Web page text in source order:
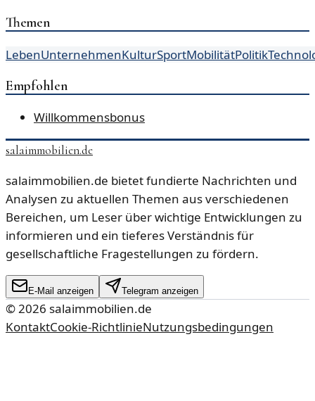
Themen
LebenUnternehmenKulturSportMobilitätPolitik
Empfohlen
Willkommensbonus
salaimmobilien.de
salaimmobilien.de bietet fundierte Nachrichten und
Analysen zu aktuellen Themen aus verschiedenen
Bereichen, um Leser über wichtige Entwicklungen zu
informieren und ein tieferes Verständnis für
gesellschaftliche Fragestellungen zu fördern.
E-Mail anzeigen Telegram anzeigen
©2026 salaimmobilien.de
KontaktCookie-RichtlinieNutzungsbedingungen